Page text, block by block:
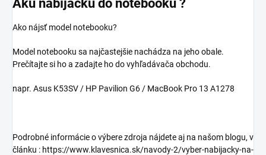
Akú nabíjačku do notebooku ?
Ako nájsť model notebooku?
Model notebooku sa najčastejšie nachádza na jeho obale.
Prečítajte si ho a zadajte ho do vyhľadávača obchodu.
napr. Asus K53SV / HP Pavilion G6 / MacBook Pro 13 A1278
Podrobné informácie o výbere zdroja nájdete aj na našom blogu, v
článku : https://www.klavesnica.sk/navody-2/vyber-nabijacky-na-